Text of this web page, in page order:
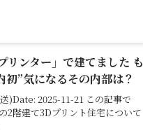
リンター」で建てました も
”気になるその内部は？
)Date: 2025-11-21 この記事で
2階建て3Dプリント住宅について